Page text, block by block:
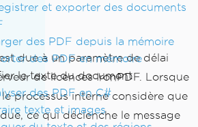
et exporter des documents
des PDF depuis la mémoire
des PDF en mémoire
le texte du document
des PDF en C#
texte et images
due à un paramètre de délai
de licences IronPDF. Lorsque
processus interne considère que
ce qui déclenche le message